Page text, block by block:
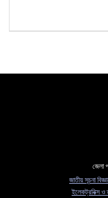
জেলা
জাতীয় সূচনা
ইলেকট্রনিক্স